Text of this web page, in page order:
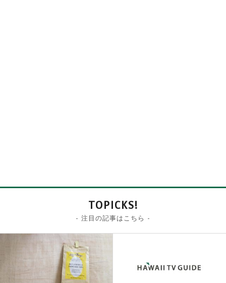
TOPICKS!
- 注目の記事はこちら -